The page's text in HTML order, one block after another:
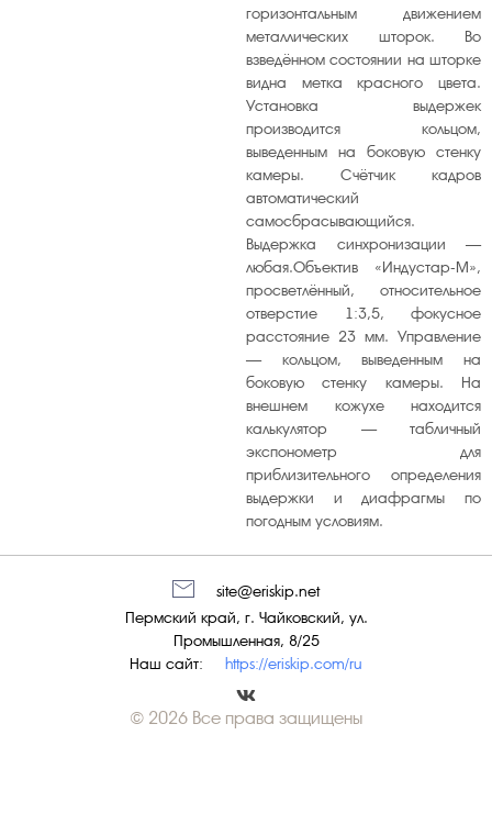
горизонтальным движением
металлических шторок. Во
взведённом состоянии на шторке
видна метка красного цвета.
Установка выдержек
производится кольцом,
выведенным на боковую стенку
камеры. Счётчик кадров
автоматический
самосбрасывающийся.
Выдержка синхронизации —
любая.Объектив «Индустар-М»,
просветлённый, относительное
отверстие 1:3,5, фокусное
расстояние 23 мм. Управление
— кольцом, выведенным на
боковую стенку камеры. На
внешнем кожухе находится
калькулятор — табличный
экспонометр для
приблизительного определения
выдержки и диафрагмы по
погодным условиям.
Наш сайт: https://eriskip.com/ru
Пермский край, г. Чайковский, ул.
Промышленная, 8/25
site@eriskip.net
© 2026 Все права защищены